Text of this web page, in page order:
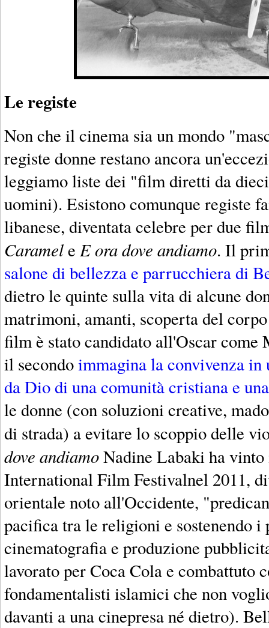
Le registe
Non che il cinema sia un mondo
registe donne restano ancora
leggiamo liste dei "film diretti da
uomini). Esistono comunque registe
libanese, diventata celebre per due
Caramele E ora dove andiamo. Il
salone di bellezza e parrucchiera di
dietro le quinte sulla vita di alcune
matrimoni, amanti, scoperta del
film è stato candidato all'Oscar
il secondoimmagina la convivenza in
da Dio di una comunità cristiana e
le donne (con soluzioni creative,
di strada) a evitare lo scoppio delle
dove andiamoNadine Labaki ha
International Film Festivalnel 2011,
orientale noto all'Occidente,
pacifica tra le religioni e sostenendo i
cinematografia e produzione
lavorato per Coca Cola e combattuto
fondamentalisti islamici che non
davanti a una cinepresa né dietro).